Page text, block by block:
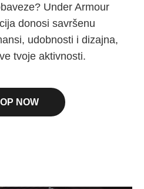
Under Armour
donosi savršenu
udobnosti i dizajna,
tvoje aktivnosti.
NOW